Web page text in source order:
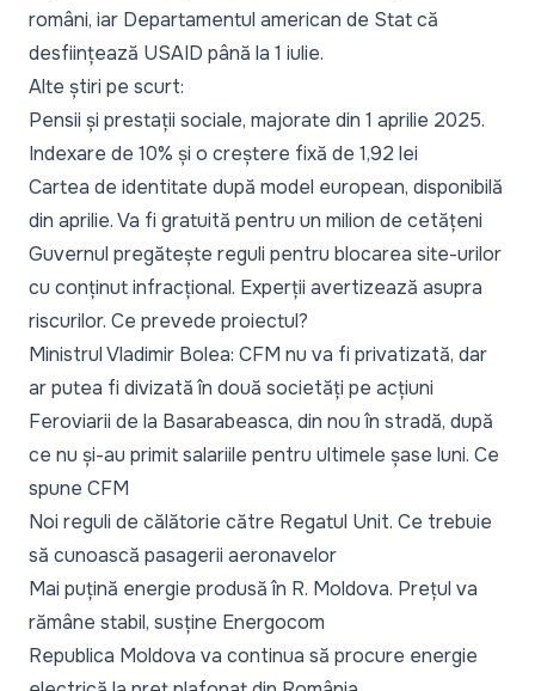
români, iar Departamentul american de Stat că
desființează USAID până la 1 iulie.
Alte știri pe scurt:
Pensii și prestații sociale, majorate din 1 aprilie 2025.
Indexare de 10% și o creștere fixă de 1,92 lei
Cartea de identitate după model european, disponibilă
din aprilie. Va fi gratuită pentru un milion de cetățeni
Guvernul pregătește reguli pentru blocarea site-urilor
cu conținut infracțional. Experții avertizează asupra
riscurilor. Ce prevede proiectul?
Ministrul Vladimir Bolea: CFM nu va fi privatizată, dar
ar putea fi divizată în două societăți pe acțiuni
Feroviarii de la Basarabeasca, din nou în stradă, după
ce nu și-au primit salariile pentru ultimele șase luni. Ce
spune CFM
Noi reguli de călătorie către Regatul Unit. Ce trebuie
să cunoască pasagerii aeronavelor
Mai puțină energie produsă în R. Moldova. Prețul va
rămâne stabil, susține Energocom
Republica Moldova va continua să procure energie